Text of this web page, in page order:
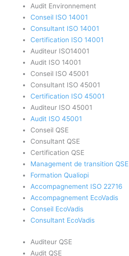
Audit Environnement
Conseil ISO 14001
Consultant ISO 14001
Certification ISO 14001
Auditeur ISO14001
Audit ISO 14001
Conseil ISO 45001
Consultant ISO 45001
Certification ISO 45001
Auditeur ISO 45001
Audit ISO 45001
Conseil QSE
Consultant QSE
Certification QSE
Management de transition QSE
Formation Qualiopi
Accompagnement ISO 22716
Accompagnement EcoVadis
Conseil EcoVadis
Consultant EcoVadis
Auditeur QSE
Audit QSE